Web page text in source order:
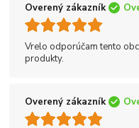
Overený zákazník
Vrelo odporúčam tento
produkty.
Overený zákazník